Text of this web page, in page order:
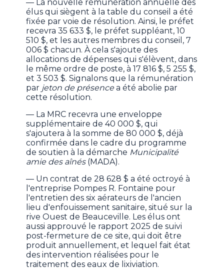
— La nouvelle rémunération annuelle des
élus qui siègent à la table du conseil a été
fixée par voie de résolution. Ainsi, le préfet
recevra 35 633 $, le préfet suppléant, 10
510 $, et les autres membres du conseil, 7
006 $ chacun. À cela s'ajoute des
allocations de dépenses qui s'élèvent, dans
le même ordre de poste, à 17 816 $, 5 255 $,
et 3 503 $. Signalons que la rémunération
par jeton de présencea été abolie par
cette résolution.
— La MRC recevra une enveloppe
supplémentaire de 40 000 $, qui
s'ajoutera à la somme de 80 000 $, déjà
confirmée dans le cadre du programme
de soutien à la démarche Municipalité
amie des aînés(MADA).
— Un contrat de 28 628 $ a été octroyé à
l'entreprise Pompes R. Fontaine pour
l'entretien des six aérateurs de l'ancien
lieu d'enfouissement sanitaire, situé sur la
rive Ouest de Beauceville. Les élus ont
aussi approuvé le rapport 2025 de suivi
post-fermeture de ce site, qui doit être
produit annuellement, et lequel fait état
des intervention réalisées pour le
traitement des eaux de lixiviation.